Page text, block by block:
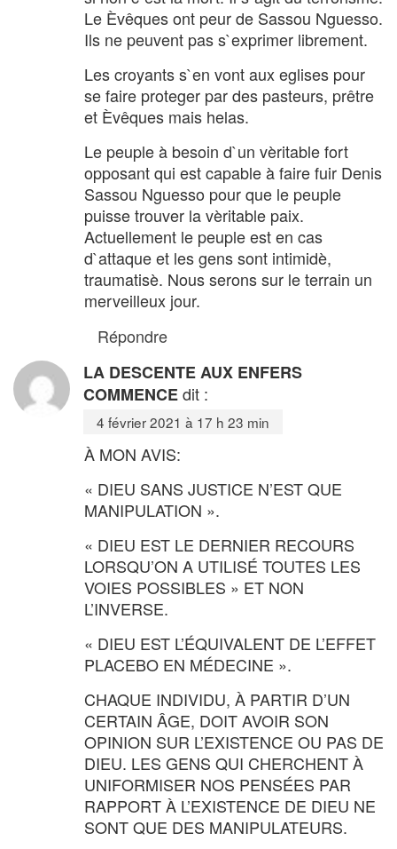
Le Èvêques ont peur de Sassou Nguesso.
Ils ne peuvent pas s`exprimer librement.
Les croyants s`en vont aux eglises pour
se faire proteger par des pasteurs, prêtre
et Èvêques mais helas.
Le peuple à besoin d`un vèritable fort
opposant qui est capable à faire fuir Denis
Sassou Nguesso pour que le peuple
puisse trouver la vèritable paix.
Actuellement le peuple est en cas
d`attaque et les gens sont intimidè,
traumatisè. Nous serons sur le terrain un
merveilleux jour.
Répondre
LA DESCENTE AUX ENFERS
COMMENCEdit :
4 février 2021 à 17 h 23 min
À MON AVIS:
« DIEU SANS JUSTICE N’EST QUE
MANIPULATION ».
« DIEU EST LE DERNIER RECOURS
LORSQU’ON A UTILISÉ TOUTES LES
VOIES POSSIBLES » ET NON
L’INVERSE.
« DIEU EST L’ÉQUIVALENT DE L’EFFET
PLACEBO EN MÉDECINE ».
CHAQUE INDIVIDU, À PARTIR D’UN
CERTAIN ÂGE, DOIT AVOIR SON
OPINION SUR L’EXISTENCE OU PAS DE
DIEU. LES GENS QUI CHERCHENT À
UNIFORMISER NOS PENSÉES PAR
RAPPORT À L’EXISTENCE DE DIEU NE
SONT QUE DES MANIPULATEURS.